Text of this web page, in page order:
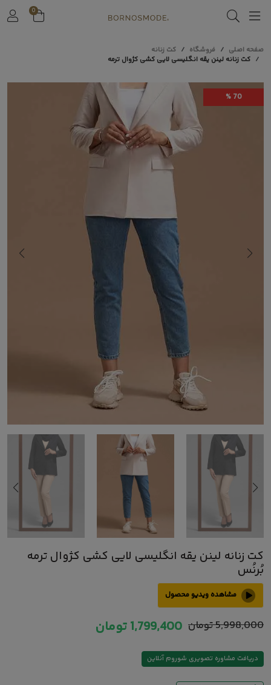
0
صفحه اصلی فروشگاه
کت زنانه
کت زنانه لینن یقه انگلیسی لایی کشی کژوال ترمه
70 %
Play
Video
کت زنانه لینن یقه انگلیسی لایی کشی کژوال ترمه
بُرنُس
مشاهده ویدیو محصول
5,998,000تومان 1,799,400تومان
دریافت مشاوره تصویری شوروم آنلاین